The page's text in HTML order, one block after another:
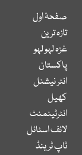
صفحۂ اول
تازہ ترین
غزہ لہو لہو
پاکستان
انٹر نیشنل
کھیل
انٹرٹینمنٹ
لائف اسٹائل
ٹاپ ٹرینڈ